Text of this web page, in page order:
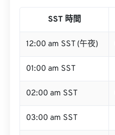
SST 時間
12:00 am SST (午夜)
01:00 am SST
02:00 am SST
03:00 am SST